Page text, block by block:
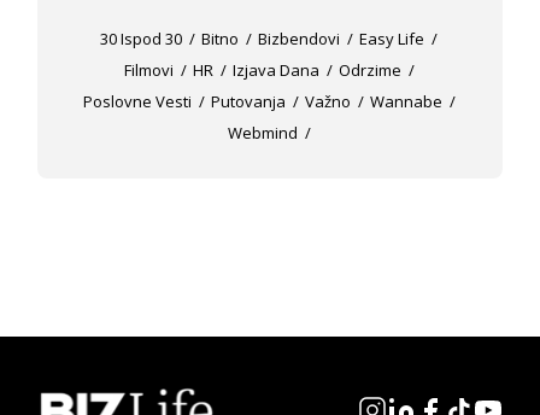
30 Ispod 30 Bitno Bizbendovi
Easy Life
Filmovi
HR Izjava Dana
Odrzime
Poslovne Vesti
Putovanja Važno
Wannabe
Webmind